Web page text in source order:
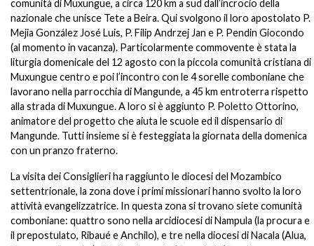
comunità di Muxungue, a circa 120 km a sud dall’incrocio della
nazionale che unisce Tete a Beira. Qui svolgono il loro apostolato P.
Mejia González José Luis, P. Filip Andrzej Jan e P. Pendin Giocondo
(al momento in vacanza). Particolarmente commovente è stata la
liturgia domenicale del 12 agosto con la piccola comunità cristiana di
Muxungue centro e poi l’incontro con le 4 sorelle comboniane che
lavorano nella parrocchia di Mangunde, a 45 km entroterra rispetto
alla strada di Muxungue. A loro si è aggiunto P. Poletto Ottorino,
animatore del progetto che aiuta le scuole ed il dispensario di
Mangunde. Tutti insieme si è festeggiata la giornata della domenica
con un pranzo fraterno.
La visita dei Consiglieri ha raggiunto le diocesi del Mozambico
settentrionale, la zona dove i primi missionari hanno svolto la loro
attività evangelizzatrice. In questa zona si trovano siete comunità
comboniane: quattro sono nella arcidiocesi di Nampula (la procura e
il prepostulato, Ribaué e Anchilo), e tre nella diocesi di Nacala (Alua,